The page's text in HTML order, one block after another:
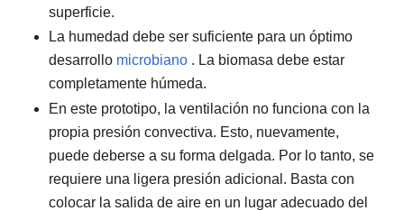
superficie.
La humedad debe ser suficiente para un óptimo
desarrollo microbiano . La biomasa debe estar
completamente húmeda.
En este prototipo, la ventilación no funciona con la
propia presión convectiva. Esto, nuevamente,
puede deberse a su forma delgada. Por lo tanto, se
requiere una ligera presión adicional. Basta con
colocar la salida de aire en un lugar adecuado del